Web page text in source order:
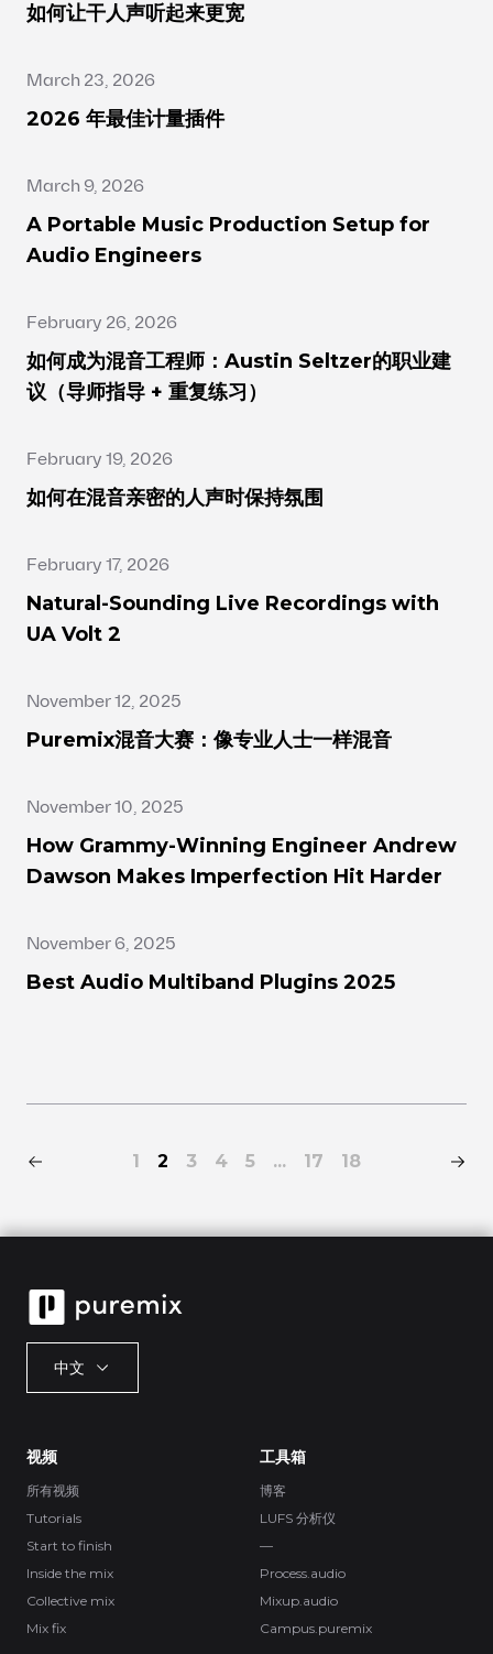
如何让干人声听起来更宽
March 23, 2026
2026 年最佳计量插件
March 9, 2026
A Portable Music Production Setup for
Audio Engineers
February 26, 2026
如何成为混音工程师：Austin Seltzer的职业建
议（导师指导 + 重复练习）
February 19, 2026
如何在混音亲密的人声时保持氛围
February 17, 2026
Natural-Sounding Live Recordings with
UA Volt 2
November 12, 2025
Puremix混音大赛：像专业人士一样混音
November 10, 2025
How Grammy-Winning Engineer Andrew
Dawson Makes Imperfection Hit Harder
November 6, 2025
Best Audio Multiband Plugins 2025
1 2 3 4 5 ... 17 18
中文
视频
所有视频
Tutorials
Start to finish
Inside the mix
Collective mix
Mix fix
工具箱
博客
LUFS 分析仪
—
Process.audio
Mixup.audio
Campus.puremix